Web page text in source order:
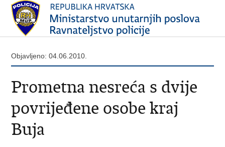
Objavljeno: 04.06.2010.
Prometna nesreća s dvije
povrijeđene osobe kraj
Buja